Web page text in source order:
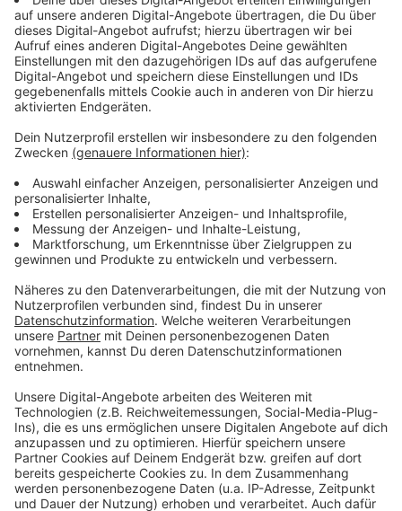
groß, in Wirklichkeit sollen es 180 Quadratmeter
gewesen sein. Auch soll er die eingeschränkte
Betriebserlaubnis für eine Wärmepumpe verschwiegen
haben. Der unwissende Käufer zahlte letztlich knapp
1,4 Millionen Euro für das Haus. Als die Mängel
auffielen, erstattete der Käufer Anzeige. Jetzt muss
sich der Verkäufer wegen Betrugs verantworten.
Anzeige
Weitere Infos und Links zum Thema
Anzeige
Amtsgericht Düsseldorf
Anzeige
Anzeige